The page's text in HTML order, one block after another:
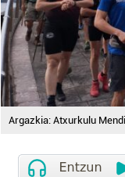
Argazkia: Atxurkulu Mendi